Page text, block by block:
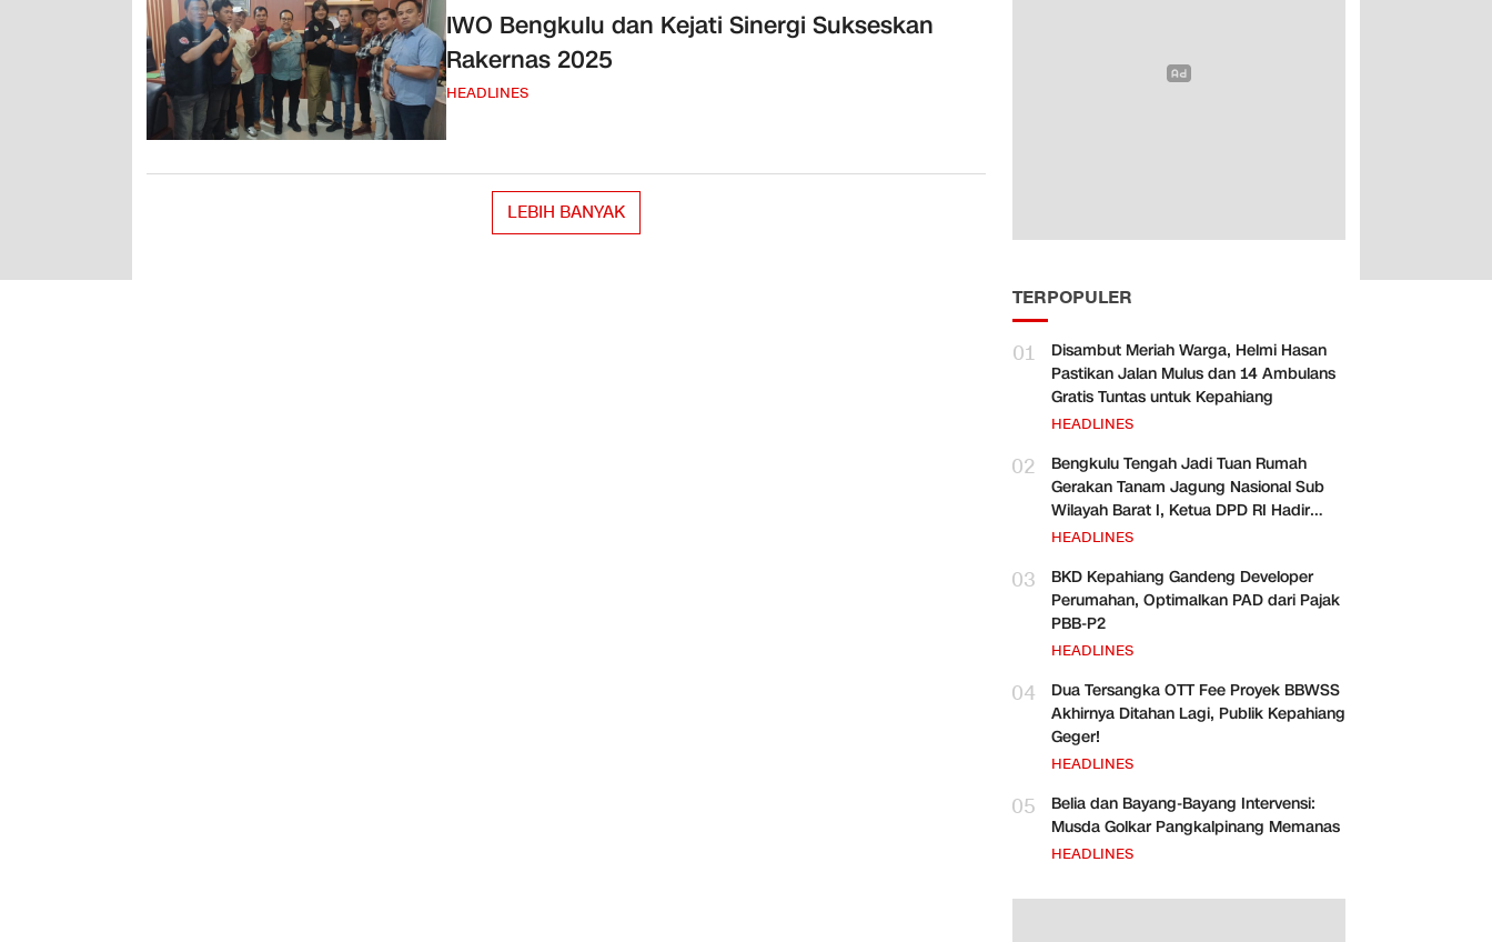
IWO Bengkulu dan Kejati Sinergi Sukseskan
Rakernas 2025
HEADLINES
LEBIH BANYAK
TERPOPULER
01
Disambut Meriah Warga, Helmi Hasan
Pastikan Jalan Mulus dan 14 Ambulans
Gratis Tuntas untuk Kepahiang
HEADLINES
02
Bengkulu Tengah Jadi Tuan Rumah
Gerakan Tanam Jagung Nasional Sub
Wilayah Barat I, Ketua DPD RI Hadir
Bersama Para Pejabat Pusat
HEADLINES
03
BKD Kepahiang Gandeng Developer
Perumahan, Optimalkan PAD dari Pajak
PBB-P2
HEADLINES
04
Dua Tersangka OTT Fee Proyek BBWSS
Akhirnya Ditahan Lagi, Publik Kepahiang
Geger!
HEADLINES
05
Belia dan Bayang-Bayang Intervensi:
Musda Golkar Pangkalpinang Memanas
HEADLINES